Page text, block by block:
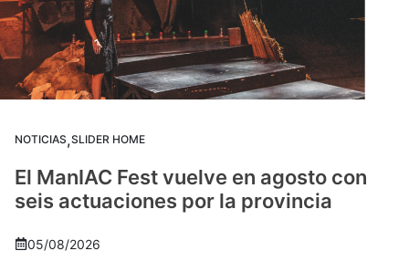
NOTICIAS,SLIDER HOME
El ManIAC Fest vuelve en agosto con
seis actuaciones por la provincia
05/08/2026